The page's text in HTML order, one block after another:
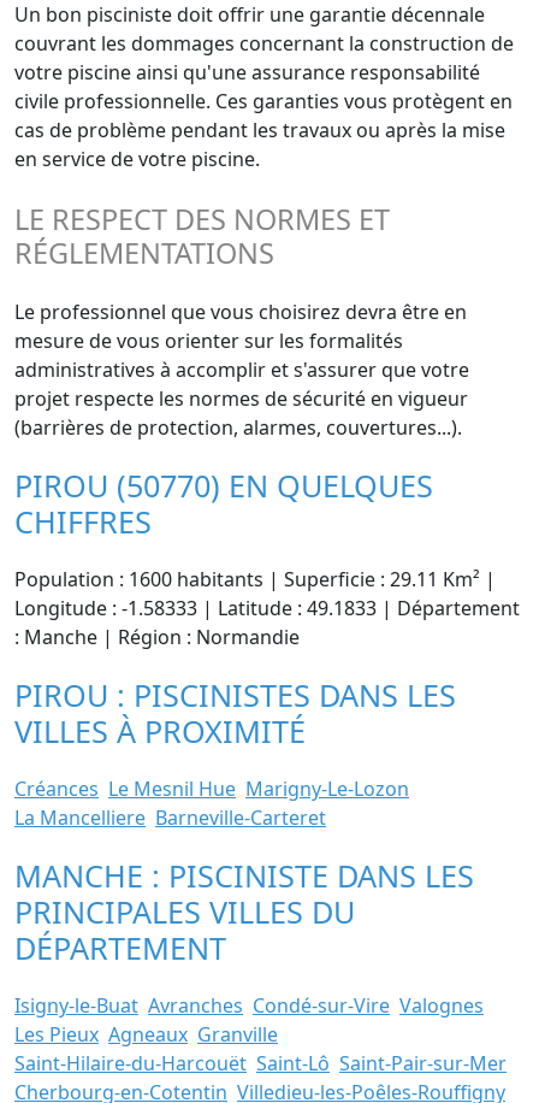
Un bon pisciniste doit offrir une garantie décennale
couvrant les dommages concernant la construction de
votre piscine ainsi qu'une assurance responsabilité
civile professionnelle. Ces garanties vous protègent en
cas de problème pendant les travaux ou après la mise
en service de votre piscine.
LE RESPECT DES NORMES ET
RÉGLEMENTATIONS
Le professionnel que vous choisirez devra être en
mesure de vous orienter sur les formalités
administratives à accomplir et s'assurer que votre
projet respecte les normes de sécurité en vigueur
(barrières de protection, alarmes, couvertures...).
PIROU (50770) EN QUELQUES
CHIFFRES
Population : 1600 habitants | Superficie : 29.11 Km² |
Longitude : -1.58333 | Latitude : 49.1833 | Département
: Manche | Région : Normandie
PIROU : PISCINISTES DANS LES
VILLES À PROXIMITÉ
Créances Le Mesnil Hue Marigny-Le-Lozon
La Mancelliere Barneville-Carteret
MANCHE : PISCINISTE DANS LES
PRINCIPALES VILLES DU
DÉPARTEMENT
Isigny-le-Buat Avranches Condé-sur-Vire Valognes
Les Pieux Agneaux Granville
Saint-Hilaire-du-Harcouët Saint-Lô Saint-Pair-sur-Mer
Cherbourg-en-Cotentin Villedieu-les-Poêles-Rouffigny